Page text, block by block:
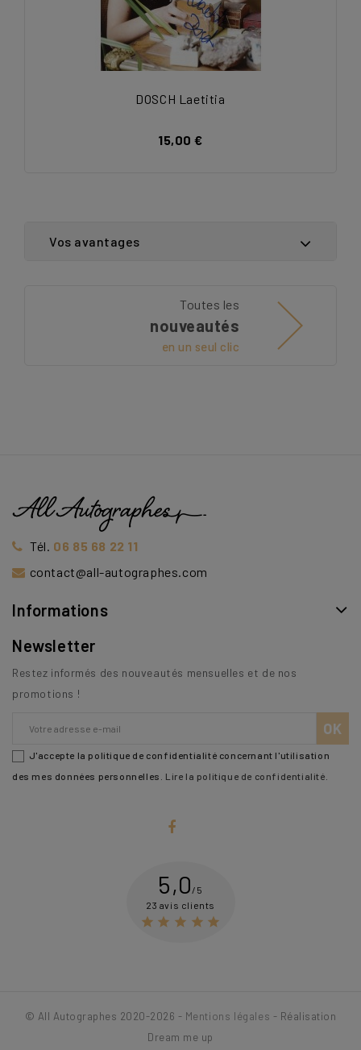
DOSCH Laetitia
15,00 €
Vos avantages
Toutes les
nouveautés
en un seul clic
Tél. 06 85 68 22 11
contact@all-autographes.com
Informations
Newsletter
Restez informés des nouveautés mensuelles et de nos
promotions !
J'accepte la politique de confidentialité concernant l'utilisation
des mes données personnelles. Lire la politique de confidentialité
5,0 /5
23 avis clients
    
© All Autographes 2020-2026 - Mentions légales - Réalisation
Dream me up